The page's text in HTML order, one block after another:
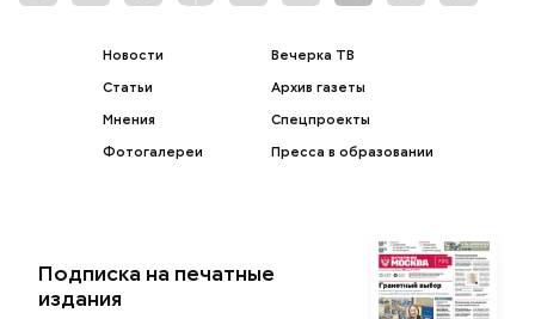
Новости
Статьи
Мнения
Фотогалереи
Вечерка ТВ
Архив газеты
Спецпроекты
Пресса в образовании
Подписка на печатные
издания